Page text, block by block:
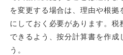
を変更する場合は、理由や根拠
にしておく必要があります。税
できるよう、按分計算書を作成
う。